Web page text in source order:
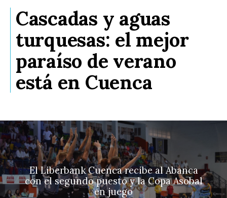
Cascadas y aguas
turquesas: el mejor
paraíso de verano
está en Cuenca
El Liberbank Cuenca recibe al Abanca
con el segundo puesto y la Copa Asobal
en juego